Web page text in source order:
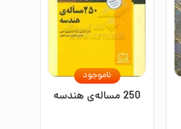
250 مساله‌ی هندسه
ناموجود